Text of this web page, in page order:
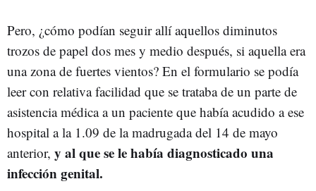
Pero, ¿cómo podían seguir allí aquellos diminutos
trozos de papel dos mes y medio después, si aquella era
una zona de fuertes vientos? En el formulario se podía
leer con relativa facilidad que se trataba de un parte de
asistencia médica a un paciente que había acudido a ese
hospital a la 1.09 de la madrugada del 14 de mayo
anterior, y al que se le había diagnosticado una
infección genital.